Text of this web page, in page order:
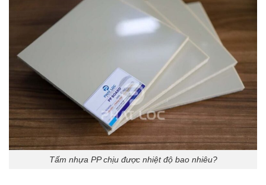
Tấm nhựa PP chịu được nhiệt độ bao nhiêu?